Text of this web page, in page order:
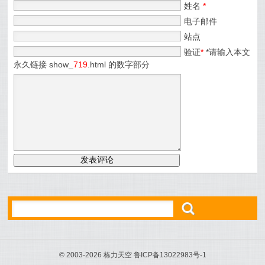
姓名*
电子邮件
站点
验证* *请输入本文
永久链接 show_719 .html 的数字部分
ő
© 2003-2026 栋力天空 鲁ICP备13022983号-1